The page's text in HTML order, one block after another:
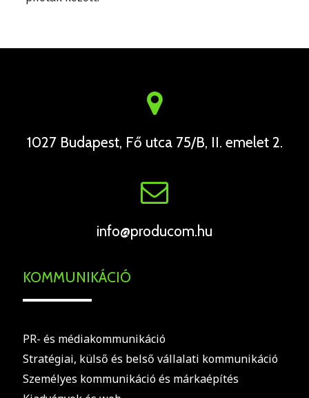
1027 Budapest, Fő utca 75/B, II. emelet 2.
info@producom.hu
KOMMUNIKÁCIÓ
PR- és médiakommunikáció
Stratégiai, külső és belső vállalati kommunikáció
Személyes kommunikáció és márkaépítés